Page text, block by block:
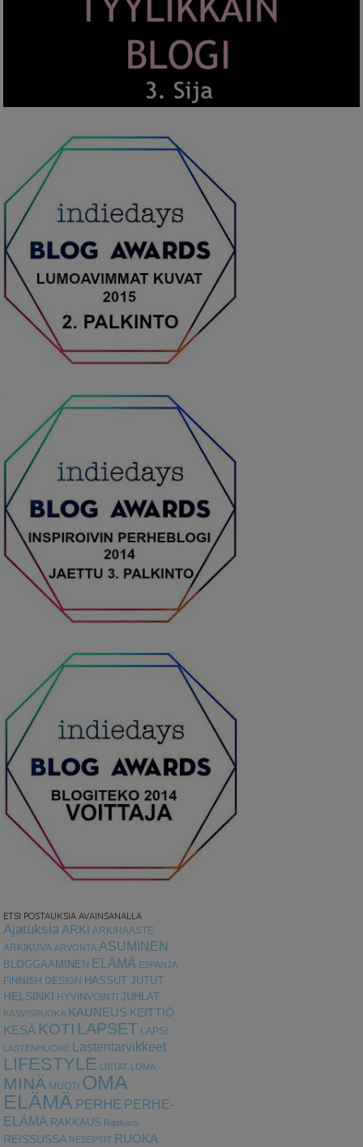
ETSI POSTAUKSIA AVAINSANALLA
Ajatuksia ARKI ARKIHAASTE
ARKIKUVA ARVONTA ASUMINEN
BLOGGAAMINEN ELÄMÄ ESPANJA
FINNISH DESIGN HASSUT JUTUT
HELSINKI HYVINVOINTI JUHLAT
KASVISRUOKA KAUNEUS KEITTIÖ
KESÄ KOTI LAPSET LAPSI
LASTENHUONE Lastentarvikkeet
LIFESTYLE LISTAT LOMA
MINÄ MUOTI OMA
ELÄMÄ PERHE PERHE-
ELÄMÄ RAKKAUS Raskaus
REISSUSSA RESEPTIT RUOKA